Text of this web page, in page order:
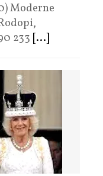
Moderne
233 [...]